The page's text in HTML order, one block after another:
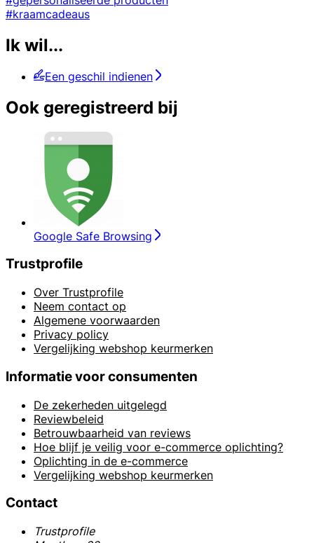
#kraamcadeaus
Ik wil...
Een geschil indienen
Ook geregistreerd bij
Google Safe Browsing
Trustprofile
Over Trustprofile
Neem contact op
Algemene voorwaarden
Privacy policy
Vergelijking webshop keurmerken
Informatie voor consumenten
De zekerheden uitgelegd
Reviewbeleid
Betrouwbaarheid van reviews
Hoe blijf je veilig voor e-commerce oplichting?
Oplichting in de e-commerce
Vergelijking webshop keurmerken
Contact
Trustprofile